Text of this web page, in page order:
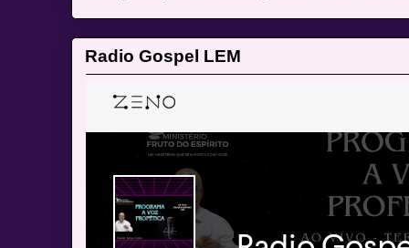
Radio Gospel LEM